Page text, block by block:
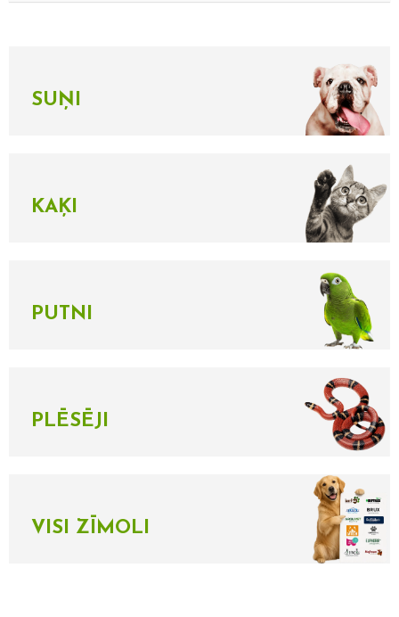
SUŅI
KAĶI
PUTNI
PLĒSĒJI
VISI ZĪMOLI